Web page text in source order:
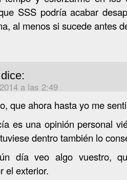
SSS podría acabar
al menos si sucede antes
dice:
a las 2:49
que ahora hasta yo me
es una opinión personal
dentro también lo
día veo algo vuestro,
el exterior.